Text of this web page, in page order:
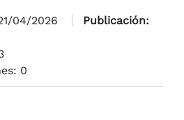
04/2026
Publicación:
0